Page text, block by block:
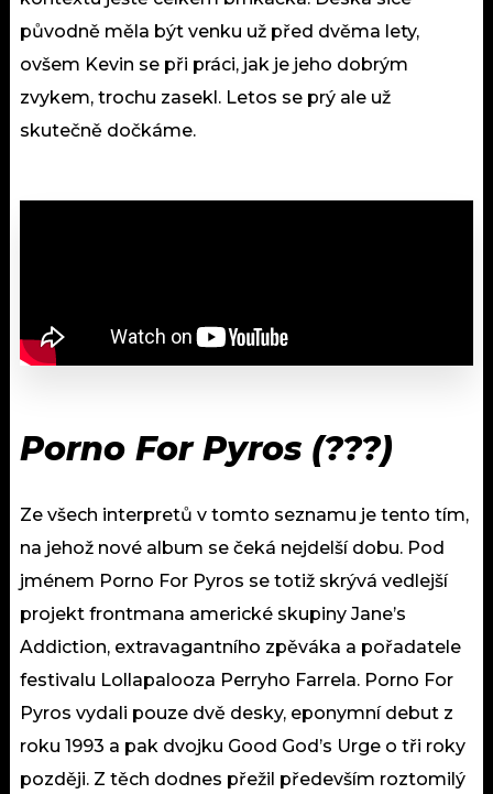
původně měla být venku už před dvěma lety,
ovšem Kevin se při práci, jak je jeho dobrým
zvykem, trochu zasekl. Letos se prý ale už
skutečně dočkáme.
Porno For Pyros (???)
Ze všech interpretů v tomto seznamu je tento tím,
na jehož nové album se čeká nejdelší dobu. Pod
jménem Porno For Pyros se totiž skrývá vedlejší
projekt frontmana americké skupiny Jane’s
Addiction, extravagantního zpěváka a pořadatele
festivalu Lollapalooza Perryho Farrela. Porno For
Pyros vydali pouze dvě desky, eponymní debut z
roku 1993 a pak dvojku Good God’s Urge o tři roky
později. Z těch dodnes přežil především roztomilý